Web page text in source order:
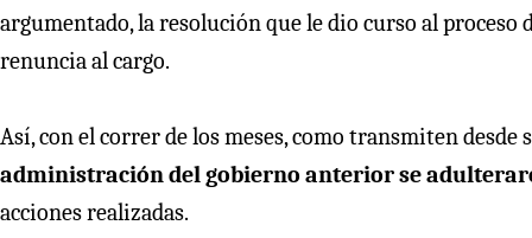
argumentado, la resolución que le dio curso al
renuncia al cargo.
Así, con el correr de los meses, como transmiten desde
administración del gobierno anterior se
acciones realizadas.